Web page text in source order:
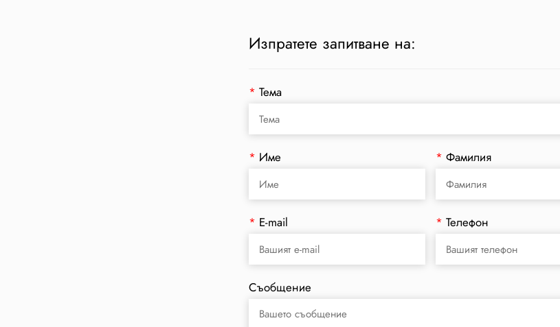
Изпратете запитване на:
*Тема
* Име *Фамилия
* E-mail *Телефон
Съобщение